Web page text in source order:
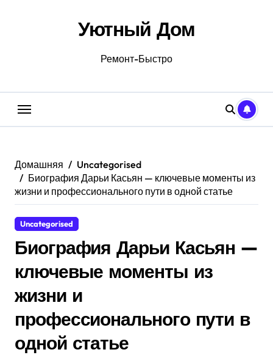
Уютный Дом
Ремонт-Быстро
Домашняя
Uncategorised
Биография Дарьи Касьян — ключевые моменты из
жизни и профессионального пути в одной статье
Uncategorised
Биография Дарьи Касьян —
ключевые моменты из
жизни и
профессионального пути в
одной статье